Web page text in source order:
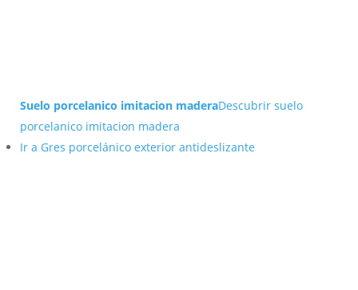
Suelo porcelanico imitacion maderaDescubrir suelo
porcelanico imitacion madera
Ir a Gres porcelánico exterior antideslizante